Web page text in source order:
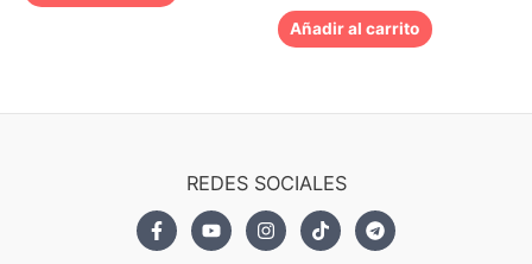
Añadir al carrito
REDES SOCIALES